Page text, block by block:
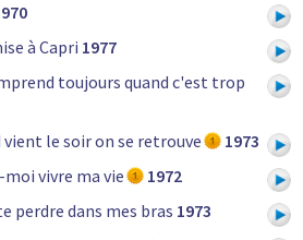
à Capri 1977
toujours quand c'est trop
vient le soir on se retrouve
1973
moi vivre ma vie
1972
perdre dans mes bras 1973